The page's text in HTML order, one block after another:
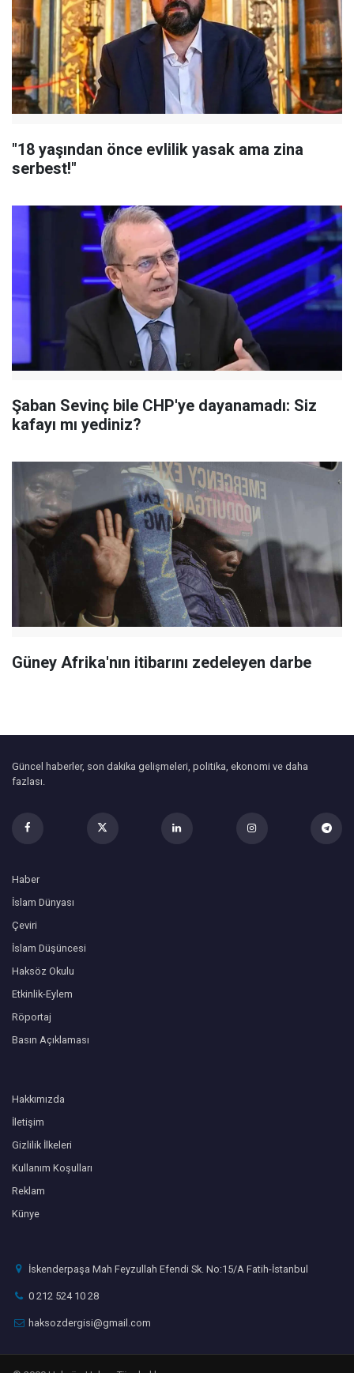
"18 yaşından önce evlilik yasak ama zina
serbest!"
Şaban Sevinç bile CHP'ye dayanamadı: Siz
kafayı mı yediniz?
Güney Afrika'nın itibarını zedeleyen darbe
Güncel haberler, son dakika gelişmeleri, politika, ekonomi ve daha
fazlası.
Haber
İslam Dünyası
Çeviri
İslam Düşüncesi
Haksöz Okulu
Etkinlik-Eylem
Röportaj
Basın Açıklaması
Hakkımızda
İletişim
Gizlilik İlkeleri
Kullanım Koşulları
Reklam
Künye
İskenderpaşa Mah Feyzullah Efendi Sk. No:15/A Fatih-İstanbul
0 212 524 10 28
haksozdergisi@gmail.com